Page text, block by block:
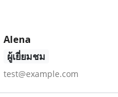
Alena
ผู้เยี่ยมชม
test@example.com